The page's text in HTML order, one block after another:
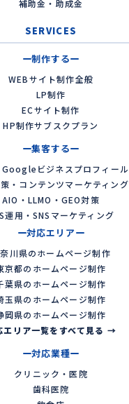
補助金・助成金
SERVICES
制作する
WEBサイト制作全般
LP制作
ECサイト制作
HP制作サブスクプラン
集客する
Googleビジネスプロフィール
・コンテンツマーケティング
AIO・LLMO・GEO対策
運用・SNSマーケティング
対応エリア
川県のホームページ制作
京都のホームページ制作
葉県のホームページ制作
玉県のホームページ制作
岡県のホームページ制作
エリア一覧をすべて見る →
対応業種
クリニック・医院
歯科医院